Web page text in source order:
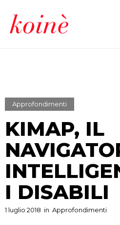
Approfondimenti
KIMAP, IL
I DISABILI
1 luglio 2018 in Approfondimenti